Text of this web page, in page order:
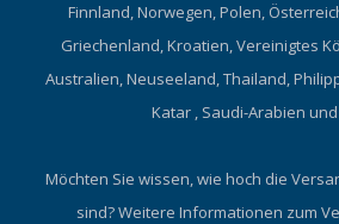
Finnland, Norwegen, Polen,
Griechenland, Kroatien, Vereinigtes
Australien, Neuseeland, Thailand,
Katar , Saudi-Arabien
Möchten Sie wissen, wie hoch die
sind?Weitere Informationen zum